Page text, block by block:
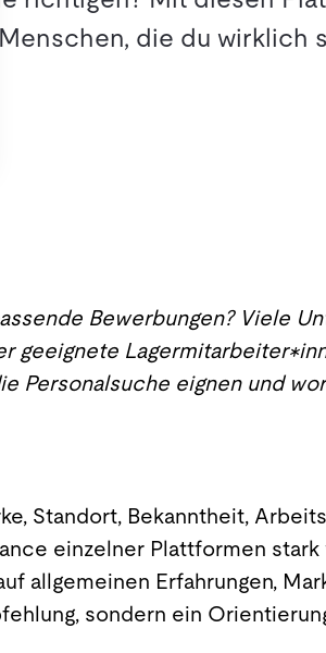
die du wirklich
Bewerbungen? Viele
geeignete
Personalsuche eignen und
Standort, Bekanntheit,
einzelner Plattformen
allgemeinen Erfahrungen,
sondern ein